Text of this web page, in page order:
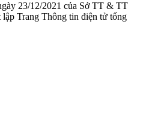
23/12/2021 của Sở TT & TT
Trang Thông tin điện tử tổng